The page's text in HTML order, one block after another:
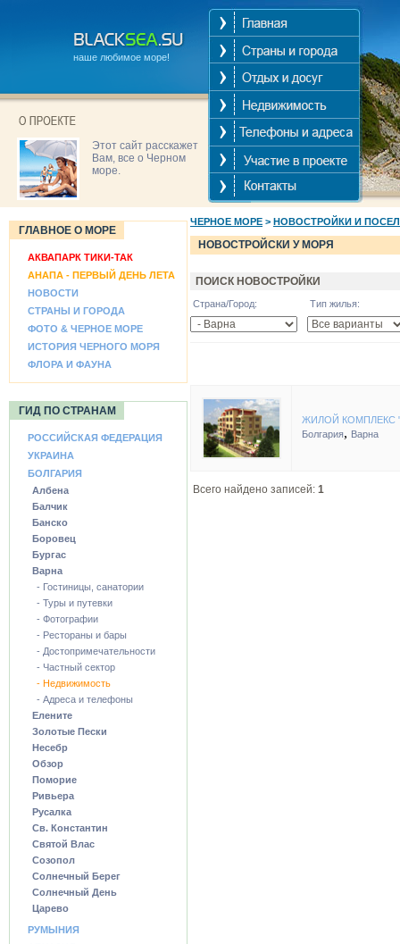
наше любимое море!
Этот сайт расскажет
Вам, все о Черном
море.
ГЛАВНОЕ О МОРЕ
АКВАПАРК ТИКИ-ТАК
АНАПА - ПЕРВЫЙ ДЕНЬ ЛЕТА
НОВОСТИ
СТРАНЫ И ГОРОДА
ФОТО & ЧЕРНОЕ МОРЕ
ИСТОРИЯ ЧЕРНОГО МОРЯ
ФЛОРА И ФАУНА
ГИД ПО СТРАНАМ
РОССИЙСКАЯ ФЕДЕРАЦИЯ
УКРАИНА
БОЛГАРИЯ
Албена
Балчик
Банско
Боровец
Бургас
Варна
- Гостиницы, санатории
- Туры и путевки
- Фотографии
- Рестораны и бары
- Достопримечательности
- Частный сектор
- Недвижимость
- Адреса и телефоны
Елените
Золотые Пески
Несебр
Обзор
Поморие
Ривьера
Русалка
Св. Константин
Святой Влас
Созопол
Солнечный Берег
Солнечный День
Царево
РУМЫНИЯ
ЧЕРНОЕ МОРЕ > НОВОСТРОЙКИ И
НОВОСТРОЙСКИ У МОРЯ
ПОИСК НОВОСТРОЙКИ
Страна/Город: Тип жилья:
ЖИЛОЙ КОМПЛЕКС
Болгария, Варна
Всего найдено записей: 1